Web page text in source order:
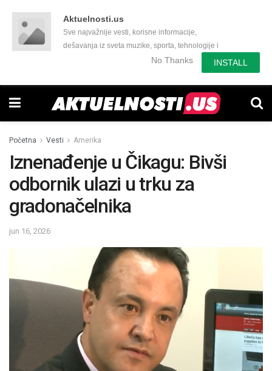
Aktuelnosti.us
Sve najvažnije vesti, korisne informacije,
dešavanja iz sveta muzike, sporta, tehnologije i
još mnogo toga zanimljivog.No Thanks INSTALL
Početna Vesti Amerika
Iznenađenje u Čikagu: Bivši
odbornik ulazi u trku za
gradonačelnika
jun 16, 2026